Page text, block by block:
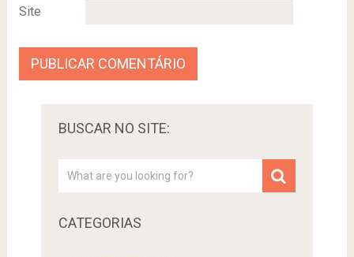
Site
BUSCAR NO SITE:
CATEGORIAS